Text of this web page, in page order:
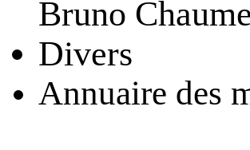
Bruno
Divers
Annuaire des